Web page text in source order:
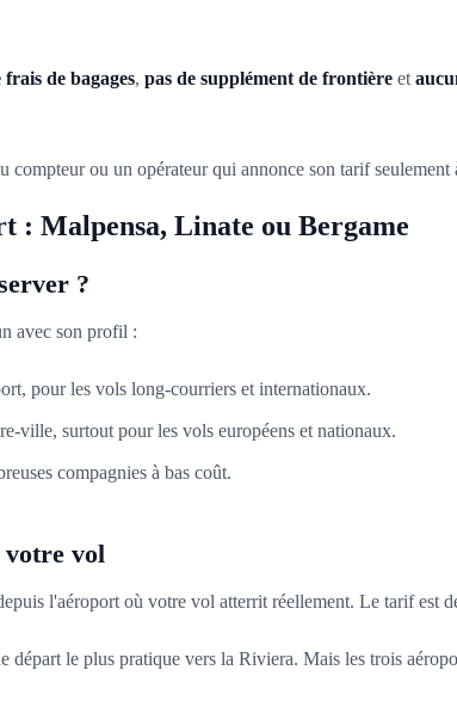
frais de bagages, pas de supplément de frontière et
compteur ou un opérateur qui annonce son tarif
: Malpensa, Linate ou Bergame
?
avec son profil :
pour les vols long-courriers et internationaux.
ville, surtout pour les vols européens et nationaux.
compagnies à bas coût.
votre vol
l'aéroport où votre vol atterrit réellement. Le tarif
départ le plus pratique vers la Riviera. Mais les trois